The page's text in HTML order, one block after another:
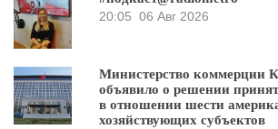
20:05 06 Авг 2026
Министерство коммерции
объявило о решении
в отношении шести
хозяйствующих субъектов